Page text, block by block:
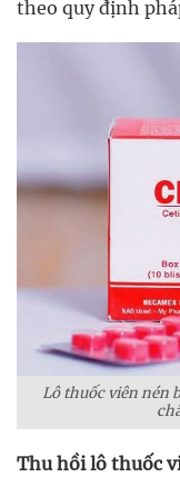
theo quy định
Lô thuốc viên nén
Thu hồi lô thuốc